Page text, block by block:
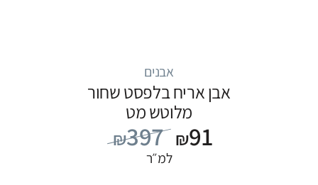
אבנים
אבן אריח בלפסט שחור
מלוטש מט
₪397 ₪91
למ״ר